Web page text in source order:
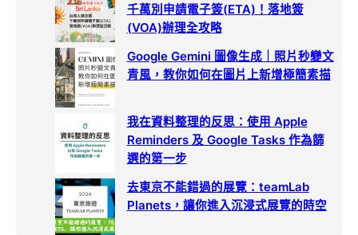
千萬別申請電子簽(ETA)！落地簽
(VOA)辦理全攻略
Google Gemini 圖像生成｜照片秒變文
青風，教你如何在圖片上新增極簡素描
我在資料整理的反思：使用 Apple
Reminders 及 Google Tasks 作為篩
選的第一步
去東京不能錯過的展覽：teamLab
Planets，讓你進入沉浸式展覽的時空